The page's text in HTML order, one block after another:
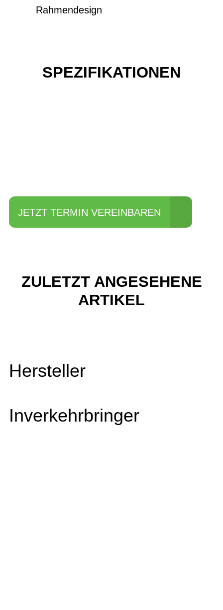
Rahmendesign
SPEZIFIKATIONEN
JETZT TERMIN VEREINBAREN
ZULETZT ANGESEHENE
ARTIKEL
Hersteller
Inverkehrbringer